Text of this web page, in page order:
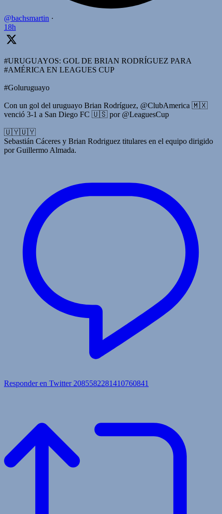
@bachsmartin ·
18h
#URUGUAYOS: GOL DE BRIAN RODRÍGUEZ PARA
#AMÉRICA EN LEAGUES CUP
#Goluruguayo
Con un gol del uruguayo Brian Rodríguez, @ClubAmerica 🇲🇽
venció 3-1 a San Diego FC 🇺🇸 por @LeaguesCup
🇺🇾🇺🇾
Sebastián Cáceres y Brian Rodriguez titulares en el equipo dirigido
por Guillermo Almada.
Responder en Twitter 2085582281410760841